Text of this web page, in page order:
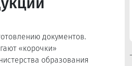
документов.
«корочки»
образования